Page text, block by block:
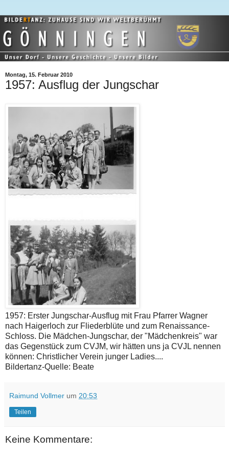
Montag, 15. Februar 2010
1957: Ausflug der Jungschar
1957: Erster Jungschar-Ausflug mit Frau Pfarrer Wagner
nach Haigerloch zur Fliederblüte und zum Renaissance-
Schloss. Die Mädchen-Jungschar, der "Mädchenkreis" war
das Gegenstück zum CVJM, wir hätten uns ja CVJL nennen
können: Christlicher Verein junger Ladies....
Bildertanz-Quelle: Beate
Raimund Vollmer um 20:53
Teilen
Keine Kommentare: